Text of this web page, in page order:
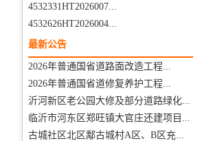
4532331HT2026007...
4532626HT2026004...
最新公告
2026年普通国省道路面改造工程...
2026年普通国省道修复养护工程...
沂河新区老公园大修及部分道路绿化...
临沂市河东区郑旺镇大官庄还建项目...
古城社区北区鄅古城村A区、B区充...